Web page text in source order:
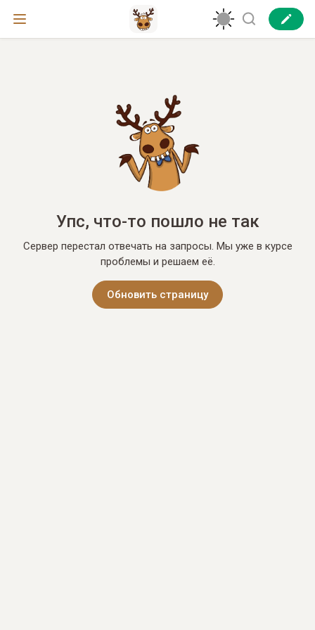
Упс, что-то пошло не так
Сервер перестал отвечать на запросы. Мы уже в курсе
проблемы и решаем её.
Обновить страницу